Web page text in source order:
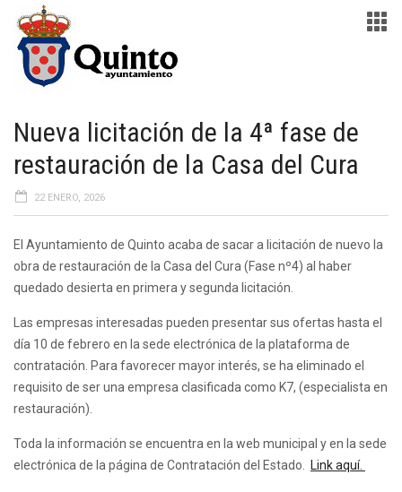
Nueva licitación de la 4ª fase de
restauración de la Casa del Cura
22 ENERO, 2026
El Ayuntamiento de Quinto acaba de sacar a licitación de nuevo la
obra de restauración de la Casa del Cura (Fase nº4) al haber
quedado desierta en primera y segunda licitación.
Las empresas interesadas pueden presentar sus ofertas hasta el
día 10 de febrero en la sede electrónica de la plataforma de
contratación. Para favorecer mayor interés, se ha eliminado el
requisito de ser una empresa clasificada como K7, (especialista en
restauración).
Toda la información se encuentra en la web municipal y en la sede
electrónica de la página de Contratación del Estado.
Link aquí.